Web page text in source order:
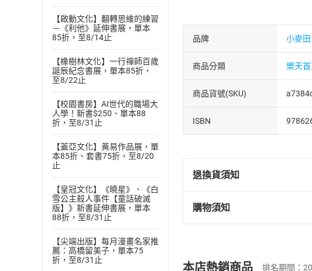
【啟動文化】翻轉思維的練習
－《利他》延伸書展，單本
85折，至8/14止
【橡樹林文化】一行禪師百歲
誕辰紀念書展，單本85折，
至8/22止
【校園書房】AI世代的職場大
人學！新書$250、單本88
折，至8/31止
【蓋亞文化】黃易作品展，單
本85折、套書75折，至8/20
止
【皇冠文化】《曉星》、《白
雪公主殺人事件【童話破滅
版】》新書延伸書展，單本
88折，至8/31止
【尖端出版】每月漫畫名家推
薦：高橋留美子，單本75
折，至8/31止
1.向玉帝告狀的燈猴
3.因花締結的姻緣──蛇郎君的
4.別替陌生人開門──虎姑婆的
作者
「臺北地方異聞工作室」於二
值，期望將故事當作載體，揉
出版作品：
《臺北城裡妖魔跋扈》
《帝國大學赤雨騷亂》
《城市邊陲的遁逃者》
品牌 小麥田
商品分類 樂天首
商品貨號(SKU)
ISBN
退換貨須知
退換貨規定：
(一)依消費者保護法第
購物須知
本店熱銷商品 排名期間：